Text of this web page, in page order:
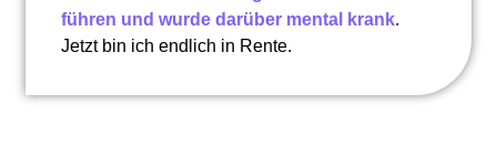
führen und wurde darüber mental krank.
Jetzt bin ich endlich in Rente.